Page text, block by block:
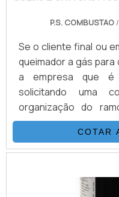
P.S. COMBUSTAO/
Se o cliente final ou
queimador a gás
a empresa que é
solicitando uma
organização do
melhor referência
questão é queimador
com a melhor
benefício com baixo
COTAR